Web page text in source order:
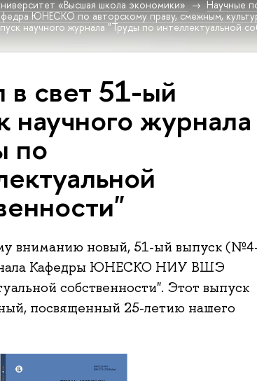
«Высшая школа экономики» Научные
ЮНЕСКО по авторскому праву, смежным,
научного журнала "Труды по интеллектуальной
свет 51-ый
научного журнала
по
вниманию новый, 51-ый выпуск
Кафедры ЮНЕСКО НИУ ВШЭ
собственности". Этот выпуск
посвященный 25-летию нашего